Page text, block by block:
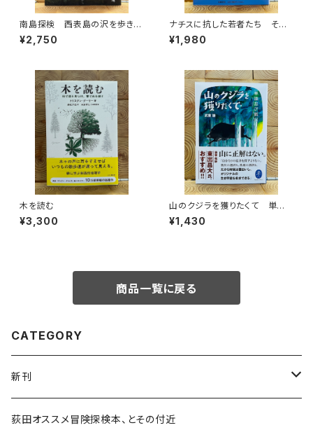
南島探検 西表島の沢を歩きつ
くす
¥2,750
ナチスに抗した若者たち その
生き方を問う
¥1,980
木を読む
¥3,300
山のクジラを獲りたくて 単独
忍び猟記（文庫版）
¥1,430
商品一覧に戻る
CATEGORY
新刊
和書
荻田オススメ冒険探検本、とその付近